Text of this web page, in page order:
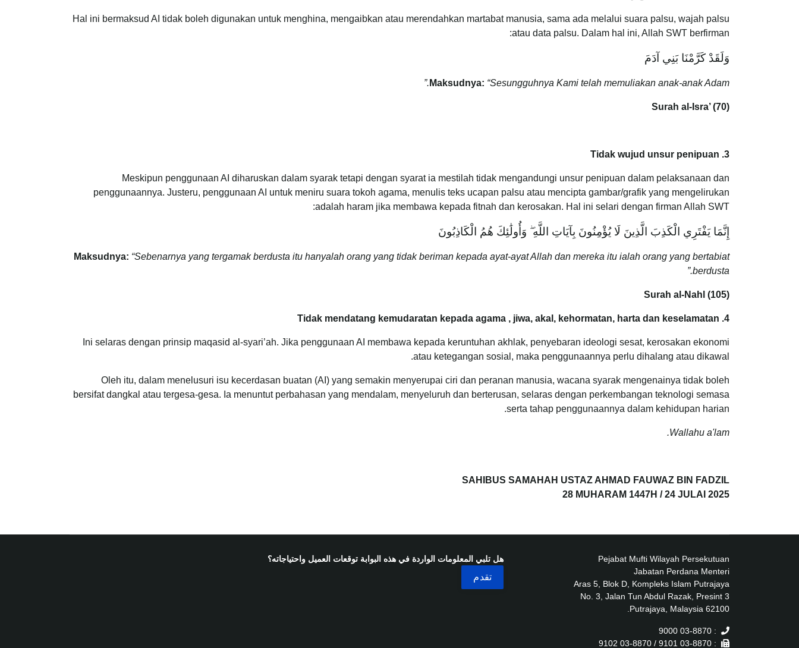
Hal ini bermaksud AI tidak boleh digunakan untuk menghina, mengaibkan atau merendahkan martabat manusia, sama ada melalui suara palsu, wajah palsu
atau data palsu. Dalam hal ini, Allah SWT berfirman:
وَلَقَدْ كَرَّمْنَا بَنِي آدَمَ
Maksudnya: “Sesungguhnya Kami telah memuliakan anak-anak Adam.”
Surah al-Isra’ (70)
3. Tidak wujud unsur penipuan
Meskipun penggunaan AI diharuskan dalam syarak tetapi dengan syarat ia mestilah tidak mengandungi unsur penipuan dalam pelaksanaan dan
penggunaannya. Justeru, penggunaan AI untuk meniru suara tokoh agama, menulis teks ucapan palsu atau mencipta gambar/grafik yang mengelirukan
adalah haram jika membawa kepada fitnah dan kerosakan. Hal ini selari dengan firman Allah SWT:
إِنَّمَا يَفْتَرِي الْكَذِبَ الَّذِينَ لَا يُؤْمِنُونَ بِآيَاتِ اللَّهِ ۖ وَأُولَٰئِكَ هُمُ الْكَاذِبُونَ
Maksudnya: “Sebenarnya yang tergamak berdusta itu hanyalah orang yang tidak beriman kepada ayat-ayat Allah dan mereka itu ialah orang yang bertabiat
berdusta.”
Surah al-Nahl (105)
4. Tidak mendatang kemudaratan kepada agama , jiwa, akal, kehormatan, harta dan keselamatan
Ini selaras dengan prinsip maqasid al-syari’ah. Jika penggunaan AI membawa kepada keruntuhan akhlak, penyebaran ideologi sesat, kerosakan ekonomi
atau ketegangan sosial, maka penggunaannya perlu dihalang atau dikawal.
Oleh itu, dalam menelusuri isu kecerdasan buatan (AI) yang semakin menyerupai ciri dan peranan manusia, wacana syarak mengenainya tidak boleh
bersifat dangkal atau tergesa-gesa. Ia menuntut perbahasan yang mendalam, menyeluruh dan berterusan, selaras dengan perkembangan teknologi semasa
serta tahap penggunaannya dalam kehidupan harian.
Wallahu a'lam.
SAHIBUS SAMAHAH USTAZ AHMAD FAUWAZ BIN FADZIL
28 MUHARAM 1447H / 24 JULAI 2025
Pejabat Mufti Wilayah Persekutuan
Jabatan Perdana Menteri
Aras 5, Blok D, Kompleks Islam Putrajaya
No. 3, Jalan Tun Abdul Razak, Presint 3
62100 Putrajaya, Malaysia.
: 03-8870 9000
: 03-8870 9101 / 03-8870 9102
هل تلبي المعلومات الواردة في هذه البوابة توقعات العميل واحتياجاته؟